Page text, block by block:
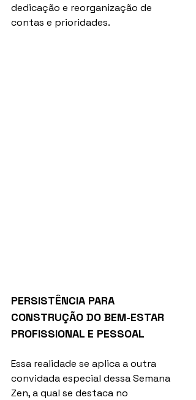
dedicação e reorganização de
contas e prioridades.
PERSISTÊNCIA PARA
CONSTRUÇÃO DO BEM-ESTAR
PROFISSIONAL E PESSOAL
Essa realidade se aplica a outra
convidada especial dessa Semana
Zen, a qual se destaca no